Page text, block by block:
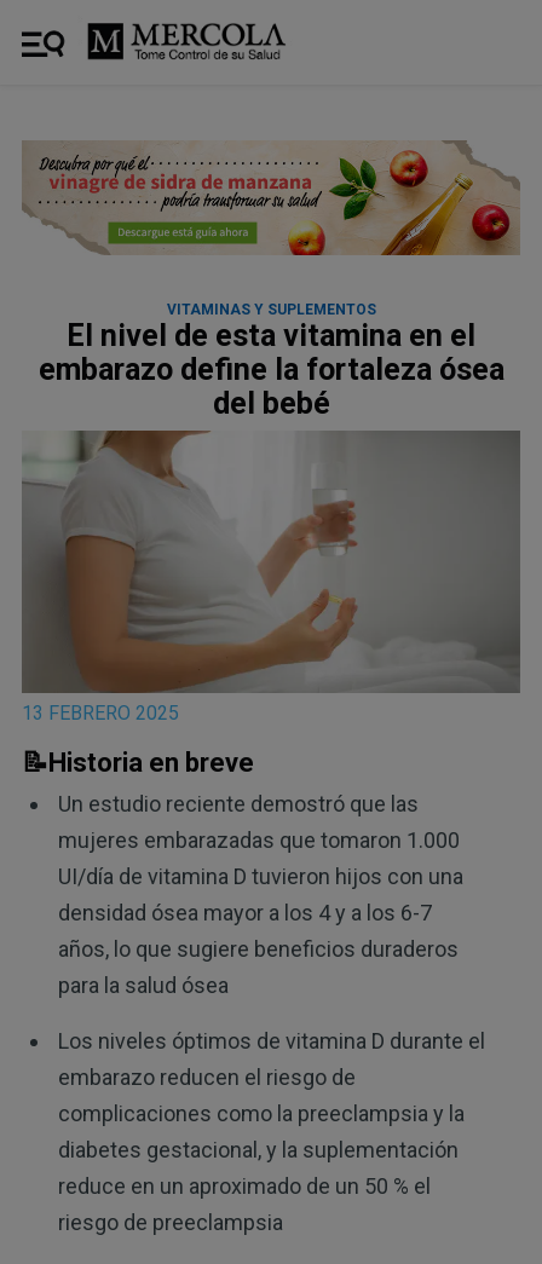
VITAMINAS Y SUPLEMENTOS
El nivel de esta vitamina en el
embarazo define la fortaleza ósea
del bebé
13 FEBRERO 2025
📝Historia en breve
Un estudio reciente demostró que las
mujeres embarazadas que tomaron 1.000
UI/día de vitamina D tuvieron hijos con una
densidad ósea mayor a los 4 y a los 6-7
años, lo que sugiere beneficios duraderos
para la salud ósea
Los niveles óptimos de vitamina D durante el
embarazo reducen el riesgo de
complicaciones como la preeclampsia y la
diabetes gestacional, y la suplementación
reduce en un aproximado de un 50 % el
riesgo de preeclampsia